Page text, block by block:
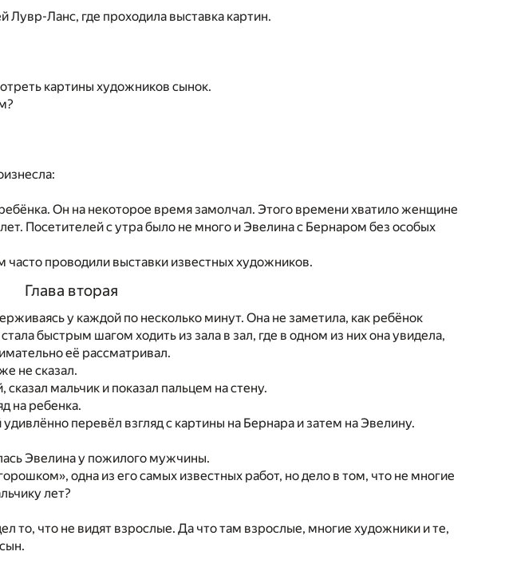
Ланс, где проходила выставка картин.
картины художников сынок.
Он на некоторое время замолчал. Этого времени хватило женщине
Посетителей с утра было не много и Эвелина с Бернаром без особых
проводили выставки известных художников.
Глава вторая
у каждой по несколько минут. Она не заметила, как ребёнок
быстрым шагом ходить из зала в зал, где в одном из них она увидела,
её рассматривал.
не сказал.
мальчик и показал пальцем на стену.
на ребенка.
перевёл взгляд с картины на Бернара и затем на Эвелину.
Эвелина у пожилого мужчины.
одна из его самых известных работ, но дело в том, что не многие
лет?
то, что не видят взрослые. Да что там взрослые, многие художники и те,